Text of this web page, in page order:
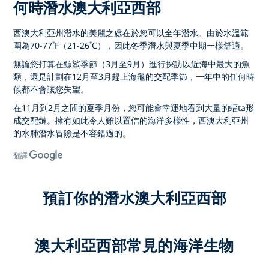
何時潛水澳大利亞西部
西澳大利亞州潛水的美麗之處在於您可以全年潛水。由於水溫範
圍為70-77˚F（21-26˚C），因此冬季潛水與夏季中期一樣舒適。
無論您打算在鯨鯊季節（3月至9月）進行探訪以近海中最大的魚
類，還是計劃在12月至3月趕上海龜的交配季節，一年中的任何時
候都不會讓您失望。
在11月到2月之間的夏季月份，您可能會幸運地看到大量的蝠ta形
成交配鏈。擁有如此令人難以置信的海洋多樣性，西澳大利亞州
的水肺潛水冒險是不容錯過的。
翻譯
預訂你的潛水澳大利亞西部
澳大利亞西部常見的海洋生物